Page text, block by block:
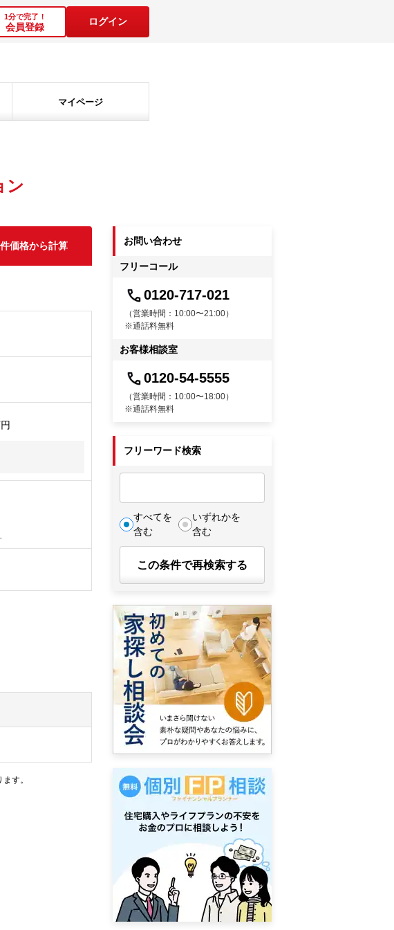
1分で完了！
会員登録
ログイン
マイページ
ン
価格から計算
す。
お問い合わせ
フリーコール
0120-717-021
（営業時間：10:00〜21:00）
※通話料無料
お客様相談室
0120-54-5555
（営業時間：10:00〜18:00）
※通話料無料
フリーワード検索
すべてを
含む
いずれかを
含む
この条件で再検索する